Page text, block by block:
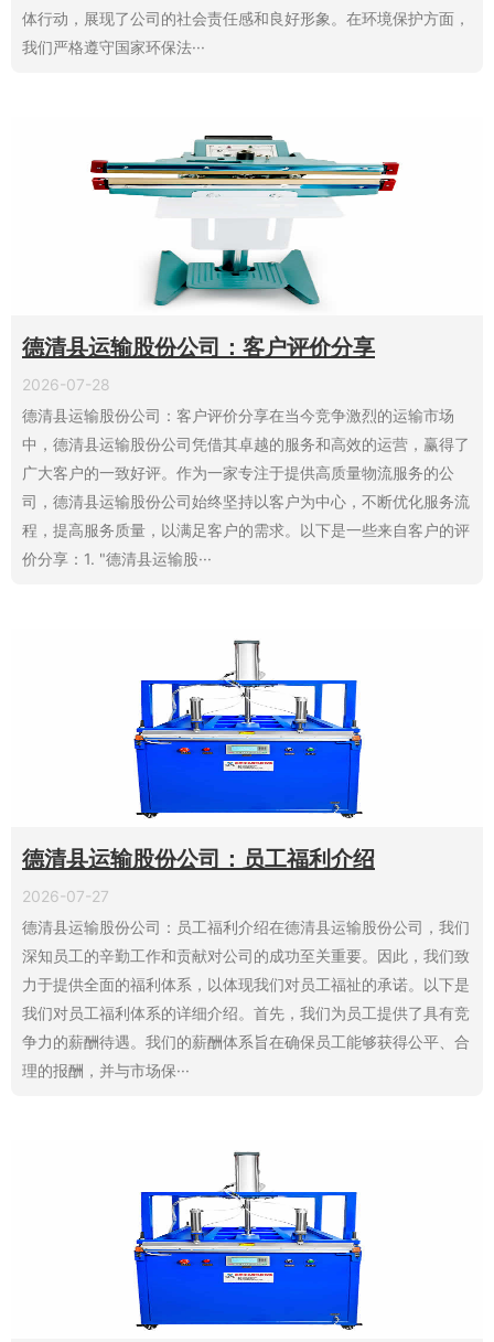
体行动，展现了公司的社会责任感和良好形象。在环境保护方面，
我们严格遵守国家环保法···
德清县运输股份公司：客户评价分享
2026-07-28
德清县运输股份公司：客户评价分享在当今竞争激烈的运输市场
中，德清县运输股份公司凭借其卓越的服务和高效的运营，赢得了
广大客户的一致好评。作为一家专注于提供高质量物流服务的公
司，德清县运输股份公司始终坚持以客户为中心，不断优化服务流
程，提高服务质量，以满足客户的需求。以下是一些来自客户的评
价分享：1. "德清县运输股···
德清县运输股份公司：员工福利介绍
2026-07-27
德清县运输股份公司：员工福利介绍在德清县运输股份公司，我们
深知员工的辛勤工作和贡献对公司的成功至关重要。因此，我们致
力于提供全面的福利体系，以体现我们对员工福祉的承诺。以下是
我们对员工福利体系的详细介绍。首先，我们为员工提供了具有竞
争力的薪酬待遇。我们的薪酬体系旨在确保员工能够获得公平、合
理的报酬，并与市场保···